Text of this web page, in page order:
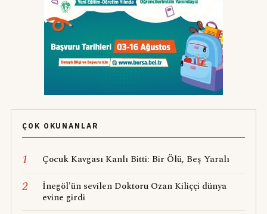
ÇOK OKUNANLAR
1 Çocuk Kavgası Kanlı Bitti: Bir Ölü, Beş Yaralı
2
İnegöl'ün sevilen Doktoru Ozan Kiliççi dünya
evine girdi